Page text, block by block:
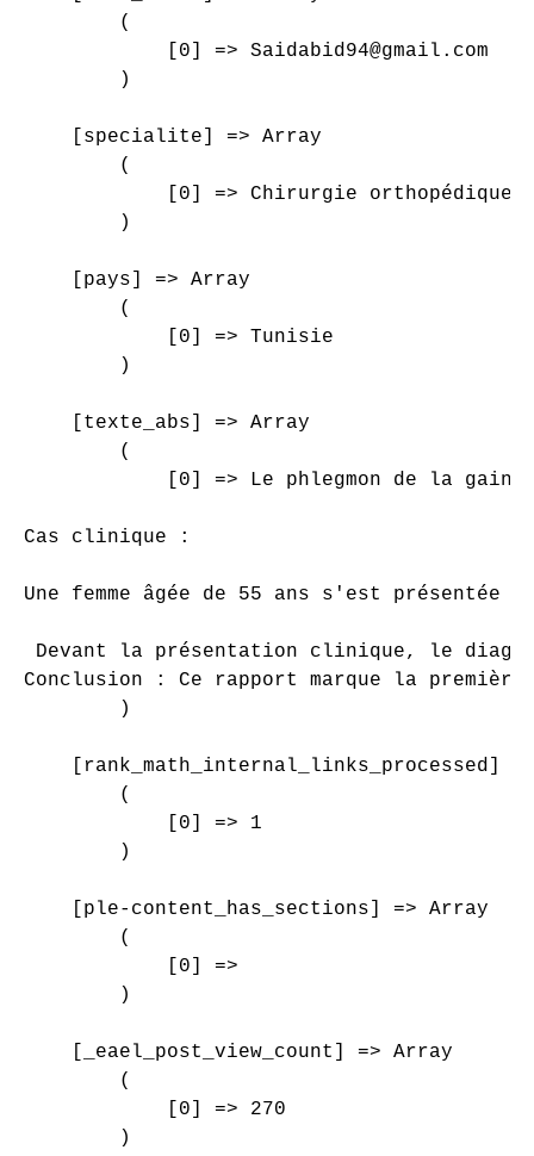
        (
            [0] => Saidabid94@gmail.com
        )
    [specialite] => Array
        (
[0] => Chirurgie orthopédique
        )
    [pays] => Array
        (
            [0] => Tunisie
        )
    [texte_abs] => Array
        (
[0] => Le phlegmon de la
Cas clinique :
Une femme âgée de 55 ans s'est
Devant la présentation clinique, le
Conclusion : Ce rapport marque la
        )
[rank_math_internal_links_processed]
        (
            [0] => 1
        )
    [ple-content_has_sections] => Array
        (
            [0] =>
        )
    [_eael_post_view_count] => Array
        (
            [0] => 270
        )